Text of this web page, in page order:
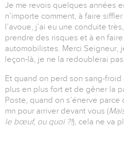
Je me revois quelques années
n’importe comment, à faire
l’avoue, j’ai eu une conduite
prendre des risques et à en
automobilistes. Merci Seigneur,
leçon-là, je ne la redoublerai pas
Et quand on perd son sang-
plus en plus fort et de gêner la
Poste, quand on s’énerve
mn pour arriver devant vous (
le bœuf, ou quoi ?!), cela ne va